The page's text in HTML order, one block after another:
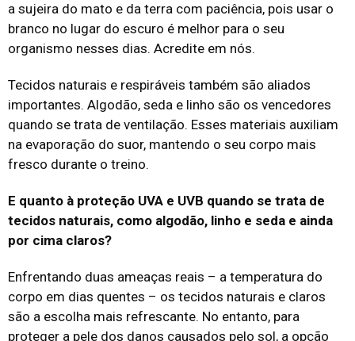
a sujeira do mato e da terra com paciência, pois usar o
branco no lugar do escuro é melhor para o seu
organismo nesses dias. Acredite em nós.
Tecidos naturais e respiráveis também são aliados
importantes. Algodão, seda e linho são os vencedores
quando se trata de ventilação. Esses materiais auxiliam
na evaporação do suor, mantendo o seu corpo mais
fresco durante o treino.
E quanto à proteção UVA e UVB quando se trata de
tecidos naturais, como algodão, linho e seda e ainda
por cima claros?
Enfrentando duas ameaças reais – a temperatura do
corpo em dias quentes – os tecidos naturais e claros
são a escolha mais refrescante. No entanto, para
proteger a pele dos danos causados pelo sol, a opção